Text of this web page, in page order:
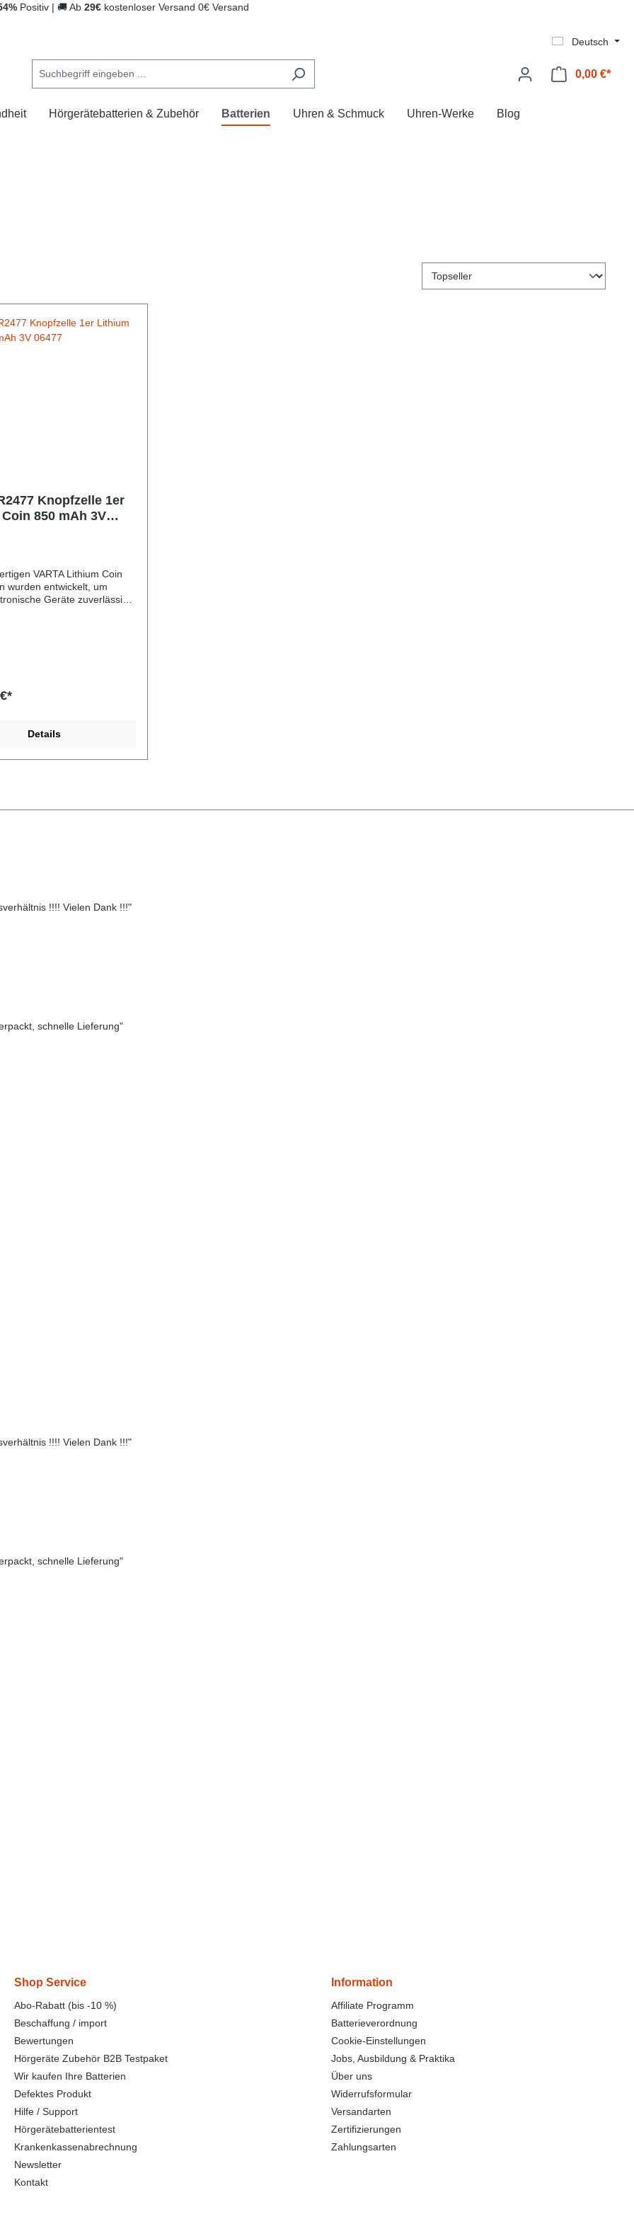
Positiv | 🚚 Ab 29€ kostenloser Versand 0€ Versand
Deutsch
0,00 €*
Hörgerätebatterien & Zubehör Batterien Uhren & Schmuck Uhren-Werke Blog
Knopfzelle 1er
850 mAh 3V
VARTA Lithium Coin
wurden entwickelt, um
Geräte zuverlässig
Smart-Home-Geräte und
wie
Geräte.Hersteller-Nr: EAN:
Details
!!!! Vielen Dank !!!"
schnelle Lieferung"
!!!! Vielen Dank !!!"
schnelle Lieferung"
Shop Service
Abo-Rabatt (bis -10 %)
Beschaffung / import
Bewertungen
Hörgeräte Zubehör B2B Testpaket
Wir kaufen Ihre Batterien
Defektes Produkt
Hilfe / Support
Hörgerätebatterientest
Krankenkassenabrechnung
Newsletter
Kontakt
Information
Affiliate Programm
Batterieverordnung
Cookie-Einstellungen
Jobs, Ausbildung & Praktika
Über uns
Widerrufsformular
Versandarten
Zertifizierungen
Zahlungsarten